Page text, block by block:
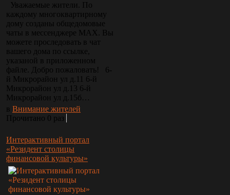
Уважаемые жители. По
каждому многоквартирному
дому созданы общедомовые
чаты в мессенджере МАХ. Вы
можете проследовать в чат
вашего дома по ссылке,
указаной в приложенном
файле. Добро пожаловать! 6-
й Микрорайон ул д.11 6-й
Микрорайон ул д.13 6-й
Микрорайон ул д.15б…
в Внимание жителей
Прочитано 0 раз
Интерактивный портал
«Резидент столицы
финансовой культуры»